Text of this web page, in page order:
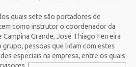
quais sete são portadores de
como instrutor o coordenador da
Grande, José Thiago Ferreira
pessoas que lidam com estes
especiais na empresa, entre os quais